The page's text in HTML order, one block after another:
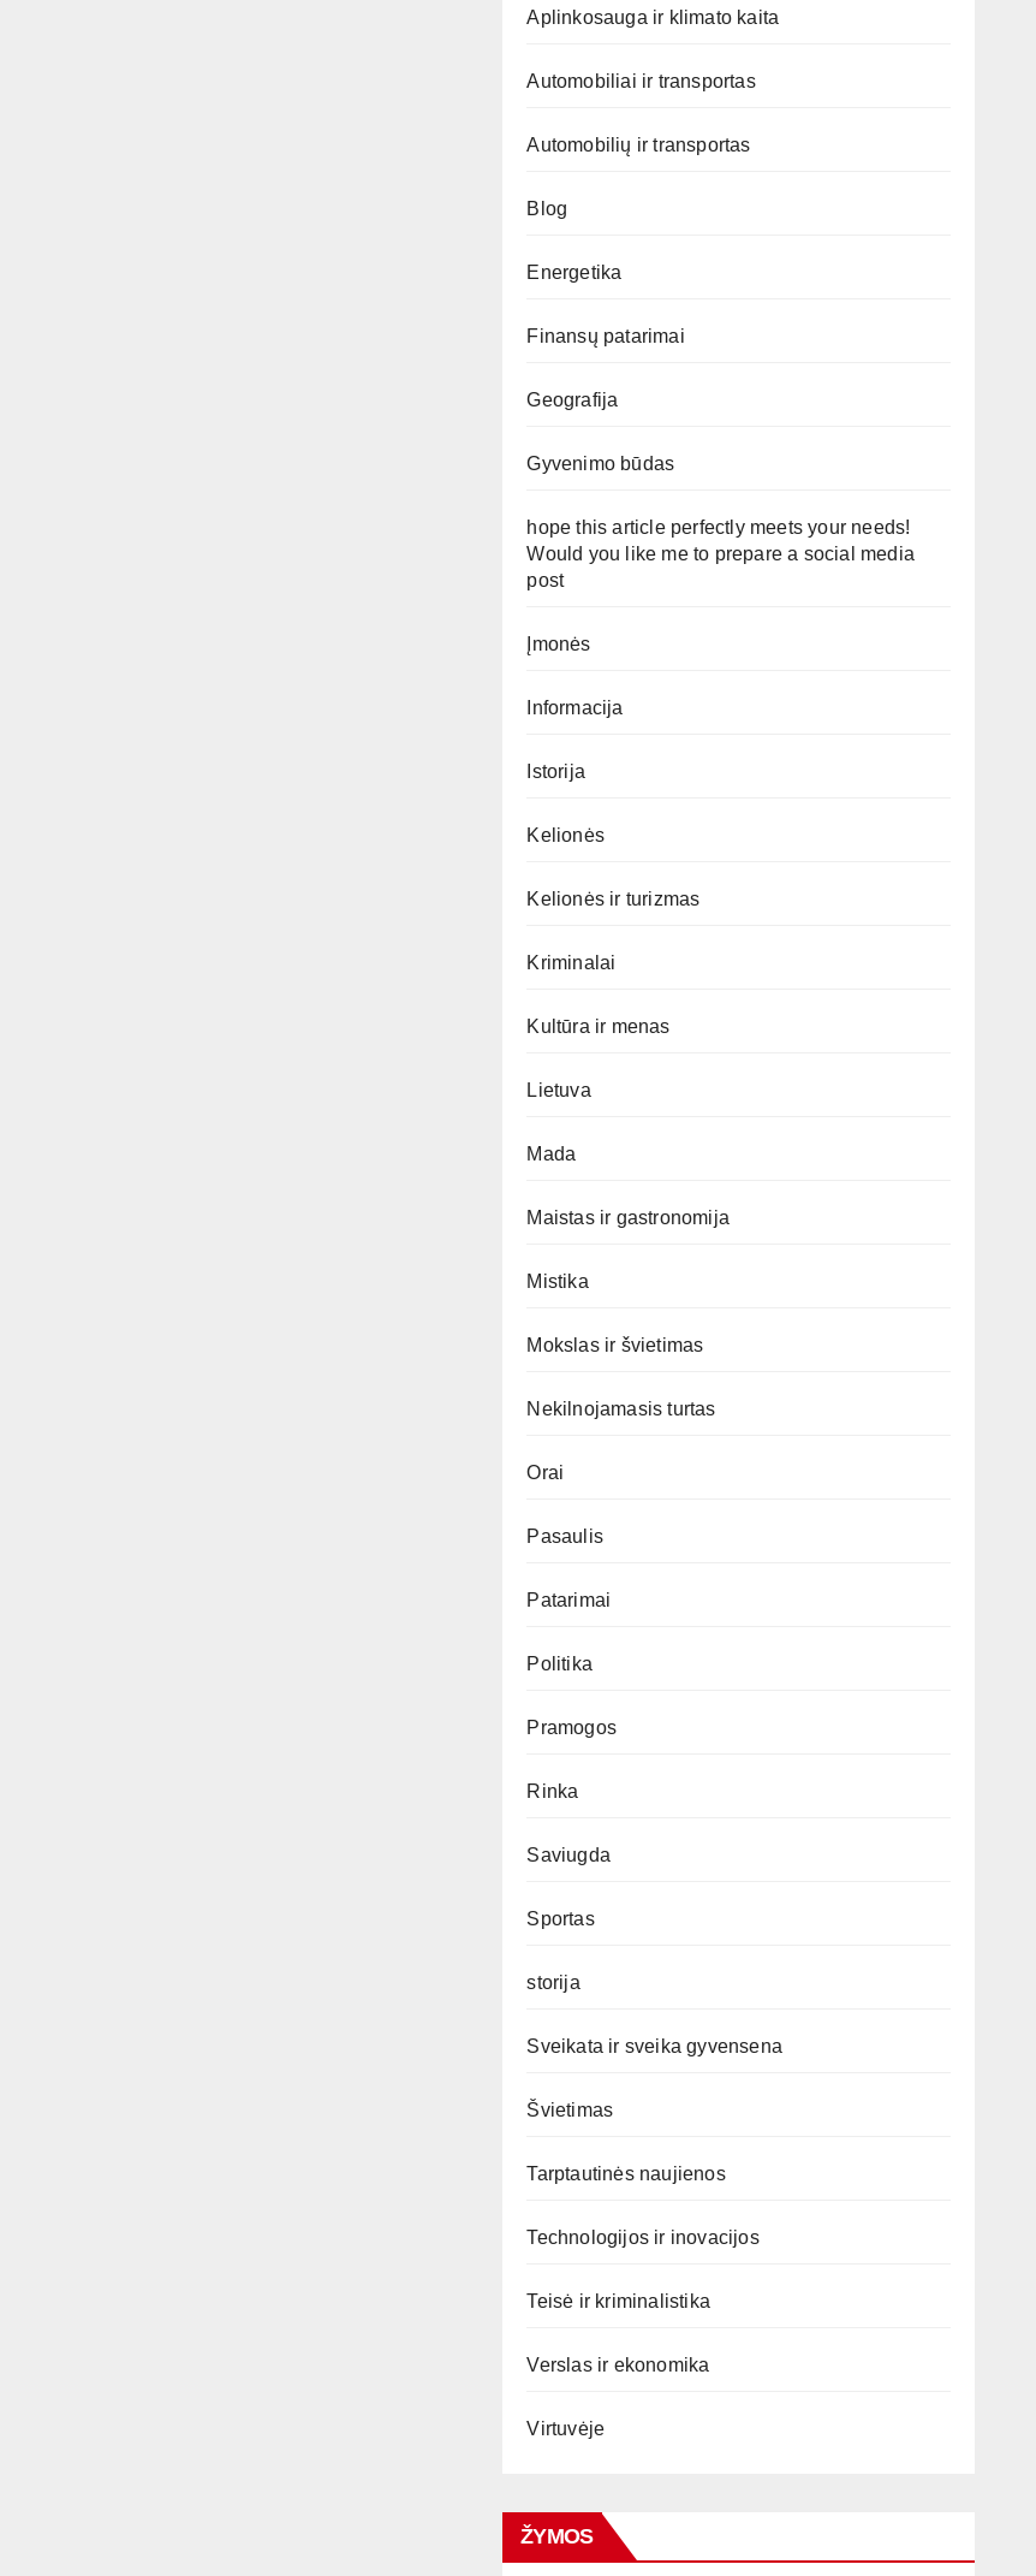
Aplinkosauga ir klimato kaita
Automobiliai ir transportas
Automobilių ir transportas
Blog
Energetika
Finansų patarimai
Geografija
Gyvenimo būdas
hope this article perfectly meets your needs!
Would you like me to prepare a social media
post
Įmonės
Informacija
Istorija
Kelionės
Kelionės ir turizmas
Kriminalai
Kultūra ir menas
Lietuva
Mada
Maistas ir gastronomija
Mistika
Mokslas ir švietimas
Nekilnojamasis turtas
Orai
Pasaulis
Patarimai
Politika
Pramogos
Rinka
Saviugda
Sportas
storija
Sveikata ir sveika gyvensena
Švietimas
Tarptautinės naujienos
Technologijos ir inovacijos
Teisė ir kriminalistika
Verslas ir ekonomika
Virtuvėje
ŽYMOS